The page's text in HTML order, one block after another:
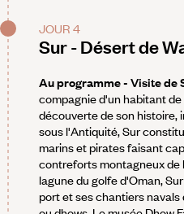
JOUR 4
Sur - Désert de
Au programme - Visite de
compagnie d'un habitant
découverte de son histoire,
sous l'Antiquité, Sur
marins et pirates faisant
contreforts montagneux de
lagune du golfe d'Oman,
port et ses chantiers